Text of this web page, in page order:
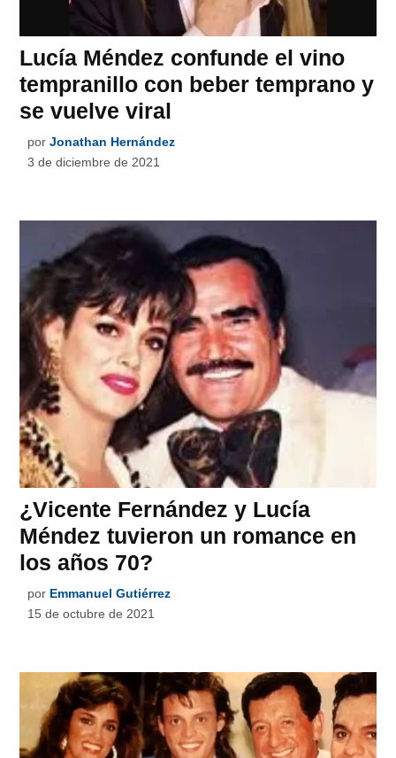
Lucía Méndez confunde el vino
tempranillo con beber temprano y
se vuelve viral
por Jonathan Hernández
3 de diciembre de 2021
¿Vicente Fernández y Lucía
Méndez tuvieron un romance en
los años 70?
por Emmanuel Gutiérrez
15 de octubre de 2021